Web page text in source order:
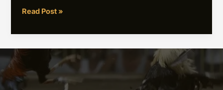
Read Post »